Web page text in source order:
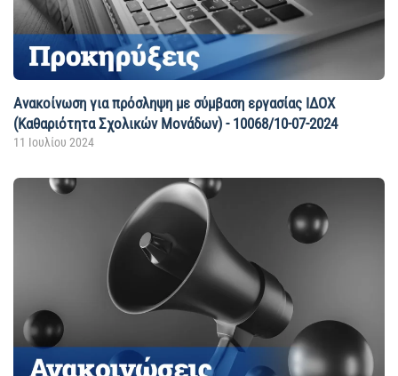
Ανακοίνωση για πρόσληψη με σύμβαση εργασίας ΙΔΟΧ
(Καθαριότητα Σχολικών Μονάδων) - 10068/10-07-2024
11 Ιουλίου 2024